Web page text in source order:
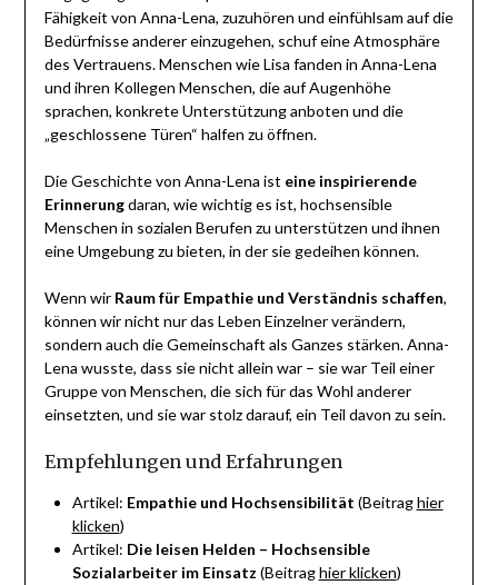
Fähigkeit von Anna-Lena, zuzuhören und einfühlsam auf die
Bedürfnisse anderer einzugehen, schuf eine Atmosphäre
des Vertrauens. Menschen wie Lisa fanden in Anna-Lena
und ihren Kollegen Menschen, die auf Augenhöhe
sprachen, konkrete Unterstützung anboten und die
„geschlossene Türen“ halfen zu öffnen.
Die Geschichte von Anna-Lena ist eine inspirierende
Erinnerungdaran, wie wichtig es ist, hochsensible
Menschen in sozialen Berufen zu unterstützen und ihnen
eine Umgebung zu bieten, in der sie gedeihen können.
Wenn wir Raum für Empathie und Verständnis schaffen,
können wir nicht nur das Leben Einzelner verändern,
sondern auch die Gemeinschaft als Ganzes stärken. Anna-
Lena wusste, dass sie nicht allein war – sie war Teil einer
Gruppe von Menschen, die sich für das Wohl anderer
einsetzten, und sie war stolz darauf, ein Teil davon zu sein.
Empfehlungen und Erfahrungen
Artikel: Empathie und Hochsensibilität (Beitraghier
klicken)
Artikel: Die leisen Helden – Hochsensible
Sozialarbeiter im Einsatz (Beitraghier klicken)